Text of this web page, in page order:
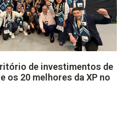
de investimentos de
os 20 melhores da XP no